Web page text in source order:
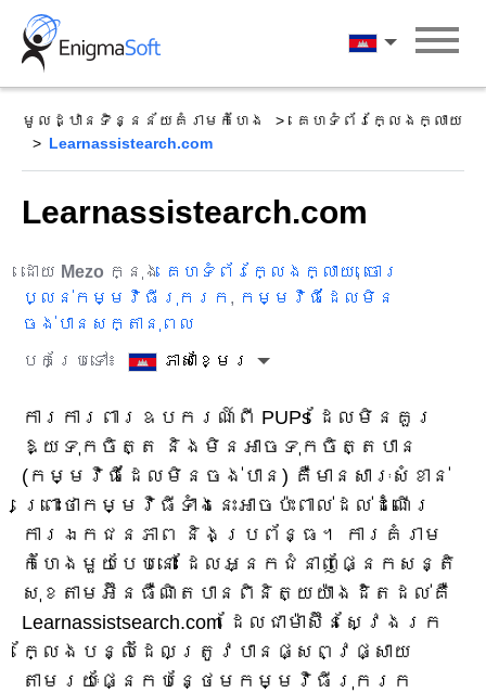
Skip
content
ភាសាខ្មែរ
មូលដ្ឋានទិន្នន័យគំរាមកំហែង
គេហទំព័រក្លែងក្លាយ
Learnassistearch.com
Learnassistearch.com
ដោយ Mezo ក្នុង គេហទំព័រក្លែងក្លាយ, ចោរ
ប្លន់កម្មវិធីរុករក , កម្មវិធីដែលមិន
ចង់បានសក្តានុពល
បកប្រែទៅ៖
ភាសាខ្មែរ
ការការពារឧបករណ៍ពី PUPs ដែលមិនគួរ
ឱ្យទុកចិត្ត និងមិនអាចទុកចិត្តបាន
(កម្មវិធីដែលមិនចង់បាន) គឺមានសារៈសំខាន់
ព្រោះថាកម្មវិធីទាំងនេះអាចប៉ះពាល់ដល់ដំណើរ
ការឯកជនភាព និងប្រព័ន្ធ។ ការគំរាម
កំហែងមួយបែបនោះ ដែលអ្នកជំនាញផ្នែកសន្តិ
សុខតាមអ៊ីនធឺណិតបានពិនិត្យយ៉ាងដិតដល់គឺ
Learnassistsearch.com ដែលជាម៉ាស៊ីនស្វែងរក
ក្លែងបន្លំដែលត្រូវបានផ្សព្វផ្សាយ
តាមរយៈផ្នែកបន្ថែមកម្មវិធីរុករក